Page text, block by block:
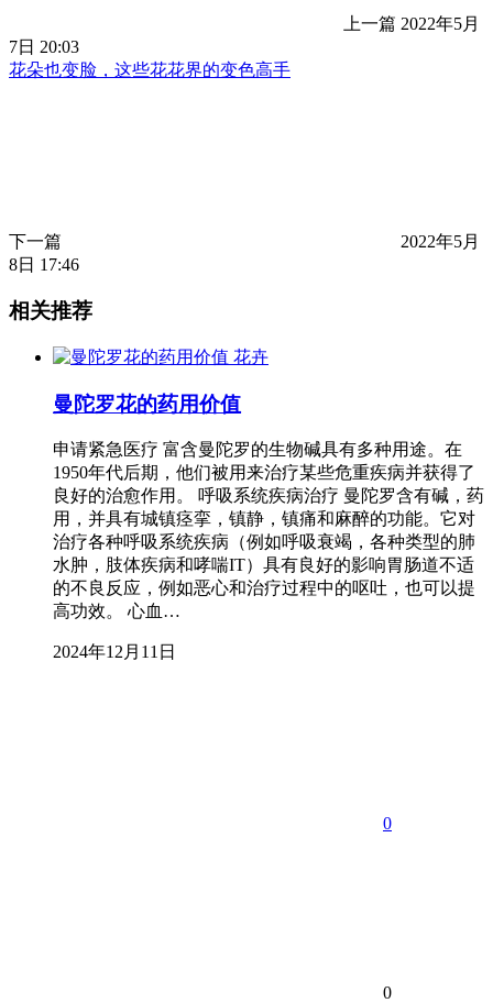
上一篇 2022年5月
7日 20:03
花朵也变脸，这些花花界的变色高手
下一篇
2022年5月
8日 17:46
相关推荐
花卉
曼陀罗花的药用价值
申请紧急医疗 富含曼陀罗的生物碱具有多种用途。在
1950年代后期，他们被用来治疗某些危重疾病并获得了
良好的治愈作用。 呼吸系统疾病治疗 曼陀罗含有碱，药
用，并具有城镇痉挛，镇静，镇痛和麻醉的功能。它对
治疗各种呼吸系统疾病（例如呼吸衰竭，各种类型的肺
水肿，肢体疾病和哮喘IT）具有良好的影响胃肠道不适
的不良反应，例如恶心和治疗过程中的呕吐，也可以提
高功效。 心血…
2024年12月11日
0
0